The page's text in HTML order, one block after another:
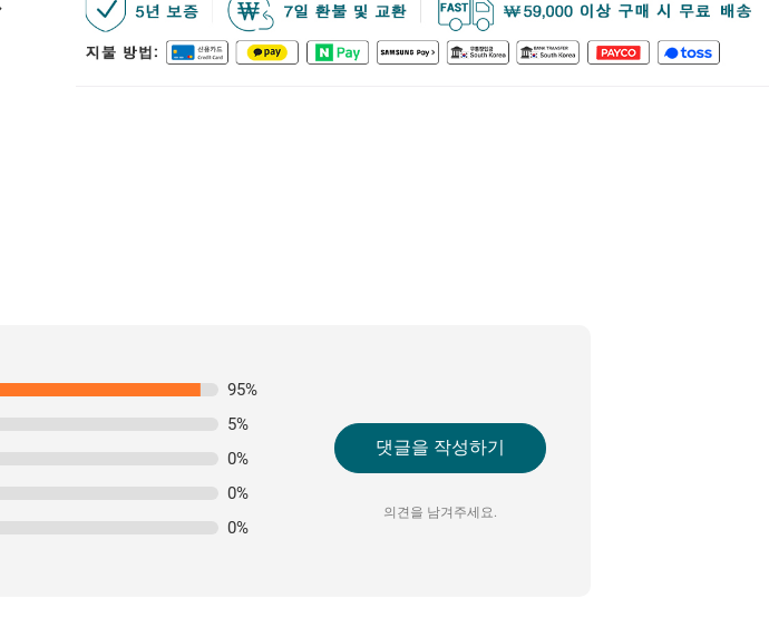
95%
5%
0%
0%
0%
댓글을 작성하기
의견을 남겨주세요.